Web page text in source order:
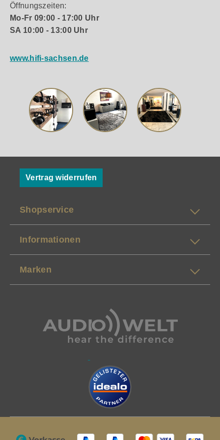
Öffnungszeiten:
Mo-Fr 09:00 - 17:00 Uhr
SA 10:00 - 13:00 Uhr
www.hifi-sachsen.de
Vertrag widerrufen
Shopservice
Informationen
Marken